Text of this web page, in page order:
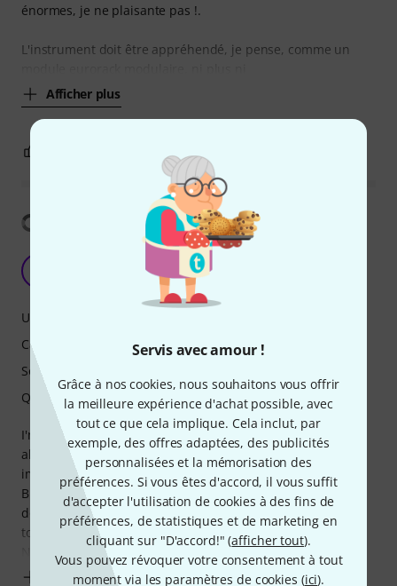
Servis avec amour !
Grâce à nos cookies, nous souhaitons vous offrir
la meilleure expérience d'achat possible, avec
tout ce que cela implique. Cela inclut, par
exemple, des offres adaptées, des publicités
personnalisées et la mémorisation des
préférences. Si vous êtes d'accord, il vous suffit
d'accepter l'utilisation de cookies à des fins de
préférences, de statistiques et de marketing en
cliquant sur "D'accord!" (afficher tout).
Vous pouvez révoquer votre consentement à tout
moment via les paramètres de cookies (ici).
énormes, je ne plaisante pas !.
L'instrument doit être appréhendé, je pense, comme un
Afficher plus
Afficher la traduction
The sound lab I've been looking for
nzimas 26.02.2026
I'm familiar with the Plaits for several years now and I
almost purchased one of its many software
implementations for about 13 times less.
But because I value immediacy and hands-on control that
does not require extensive MIDI mapping, I finally decided
to take the plunge and give the Grind a chance.
Not only did it not disappoint, but it is largely
Afficher plus
Utilisation
Caractéristiques
Son
Qualité de fabrication